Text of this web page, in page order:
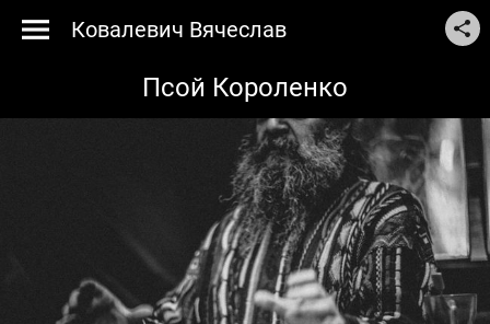
Ковалевич Вячеслав
Псой Короленко